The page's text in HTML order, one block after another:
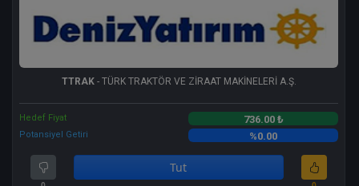
TTRAK- TÜRK TRAKTÖR VE ZİRAAT MAKİNELERİ A.Ş.
Hedef Fiyat 736.00 ₺
Potansiyel Getiri %0.00
Tut